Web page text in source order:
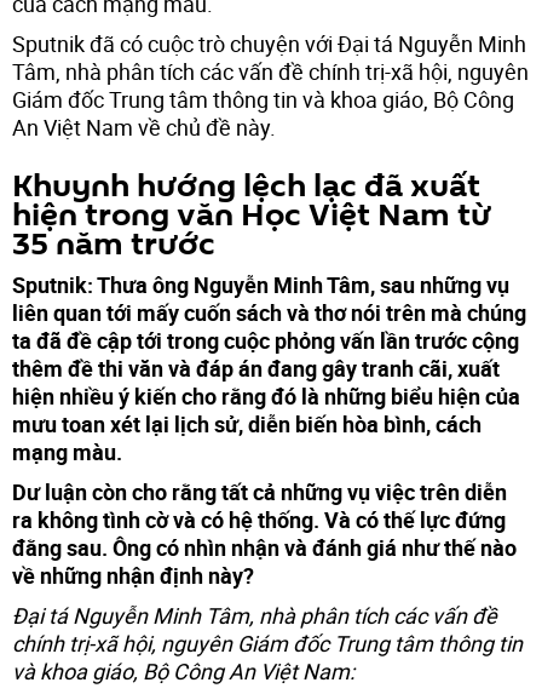
Sputnik đã có cuộc trò chuyện với Đại tá Nguyễn Minh
Tâm, nhà phân tích các vấn đề chính trị-xã hội, nguyên
Giám đốc Trung tâm thông tin và khoa giáo, Bộ Công
An Việt Nam về chủ đề này.
Khuynh hướng lệch lạc đã xuất
hiện trong văn Học Việt Nam từ
35 năm trước
Sputnik: Thưa ông Nguyễn Minh Tâm, sau những vụ
liên quan tới mấy cuốn sách và thơ nói trên mà chúng
ta đã đề cập tới trong cuộc phỏng vấn lần trước cộng
thêm đề thi văn và đáp án đang gây tranh cãi, xuất
hiện nhiều ý kiến cho rằng đó là những biểu hiện của
mưu toan xét lại lịch sử, diễn biến hòa bình, cách
mạng màu.
Dư luận còn cho rằng tất cả những vụ việc trên diễn
ra không tình cờ và có hệ thống. Và có thế lực đứng
đằng sau. Ông có nhìn nhận và đánh giá như thế nào
về những nhận định này?
Đại tá Nguyễn Minh Tâm, nhà phân tích các vấn đề
chính trị-xã hội, nguyên Giám đốc Trung tâm thông tin
và khoa giáo, Bộ Công An Việt Nam: